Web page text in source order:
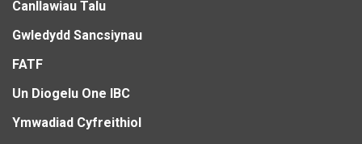
Canllawiau Talu
Gwledydd Sancsiynau
FATF
Un Diogelu One IBC
Ymwadiad Cyfreithiol